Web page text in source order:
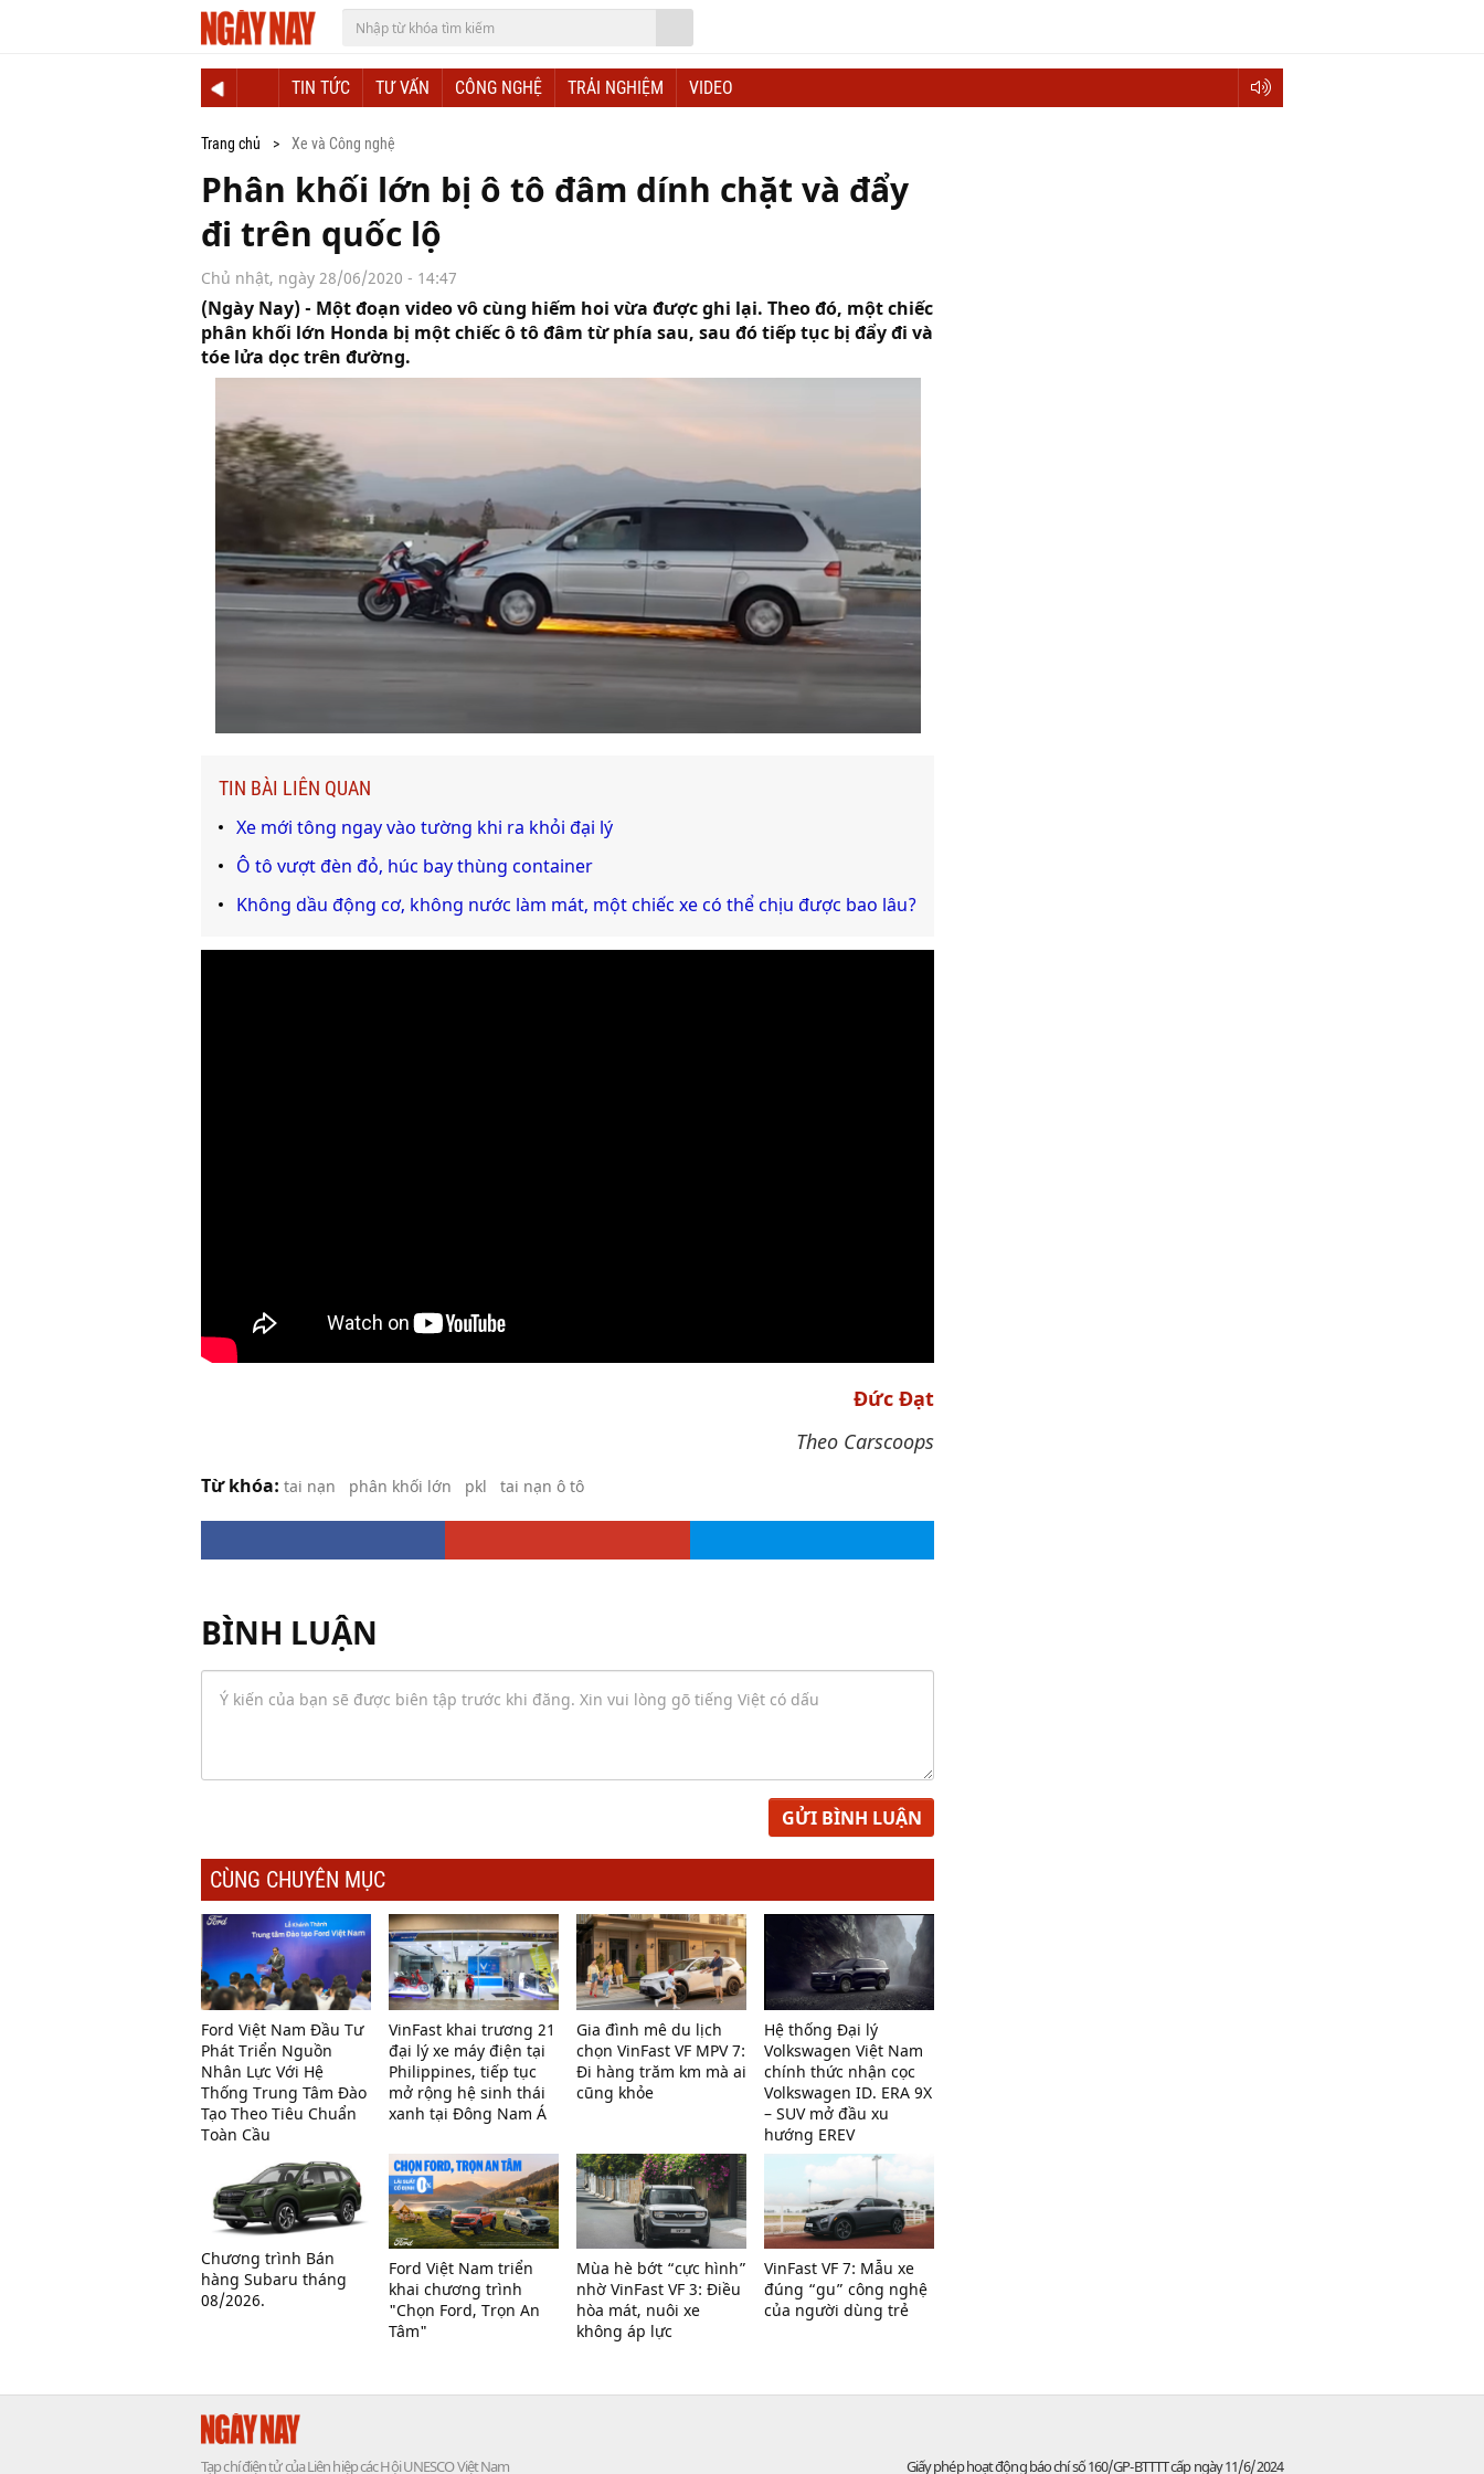
TIN TỨC TƯ VẤN CÔNG NGHỆ TRẢI NGHIỆM VIDEO
Trang chủ Xe và Công nghệ
Phân khối lớn bị ô tô đâm dính chặt và đẩy
đi trên quốc lộ
Chủ nhật, ngày 28/06/2020 - 14:47
(Ngày Nay) - Một đoạn video vô cùng hiếm hoi vừa được ghi lại. Theo đó, một chiếc
phân khối lớn Honda bị một chiếc ô tô đâm từ phía sau, sau đó tiếp tục bị đẩy đi và
tóe lửa dọc trên đường.
TIN BÀI LIÊN QUAN
Xe mới tông ngay vào tường khi ra khỏi đại lý
Ô tô vượt đèn đỏ, húc bay thùng container
Không dầu động cơ, không nước làm mát, một chiếc xe có thể chịu được bao lâu?
Đức Đạt
Theo Carscoops
Từ khóa: tai nạn phân khối lớn pkl tai nạn ô tô
BÌNH LUẬN
GỬI BÌNH LUẬN
CÙNG CHUYÊN MỤC
Ford Việt Nam Đầu Tư
Phát Triển Nguồn
Nhân Lực Với Hệ
Thống Trung Tâm Đào
Tạo Theo Tiêu Chuẩn
Toàn Cầu
VinFast khai trương 21
đại lý xe máy điện tại
Philippines, tiếp tục
mở rộng hệ sinh thái
xanh tại Đông Nam Á
Gia đình mê du lịch
chọn VinFast VF MPV 7:
Đi hàng trăm km mà ai
cũng khỏe
Hệ thống Đại lý
Volkswagen Việt Nam
chính thức nhận cọc
Volkswagen ID. ERA 9X
– SUV mở đầu xu
hướng EREV
Chương trình Bán
hàng Subaru tháng
08/2026.
Ford Việt Nam triển
khai chương trình
"Chọn Ford, Trọn An
Tâm"
Mùa hè bớt “cực hình”
nhờ VinFast VF 3: Điều
hòa mát, nuôi xe
không áp lực
VinFast VF 7: Mẫu xe
đúng “gu” công nghệ
của người dùng trẻ
Tạp chí điện tử của Liên hiệp các Hội UNESCO Việt Nam Giấy phép hoạt động báo chí số 160/GP-BTTTT cấp ngày 11/6/2024